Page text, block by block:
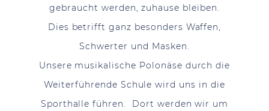
gebraucht werden, zuhause bleiben.
Dies betrifft ganz besonders Waffen,
Schwerter und Masken.
Unsere musikalische Polonäse durch die
Weiterführende Schule wird uns in die
Sporthalle führen. Dort werden wir um